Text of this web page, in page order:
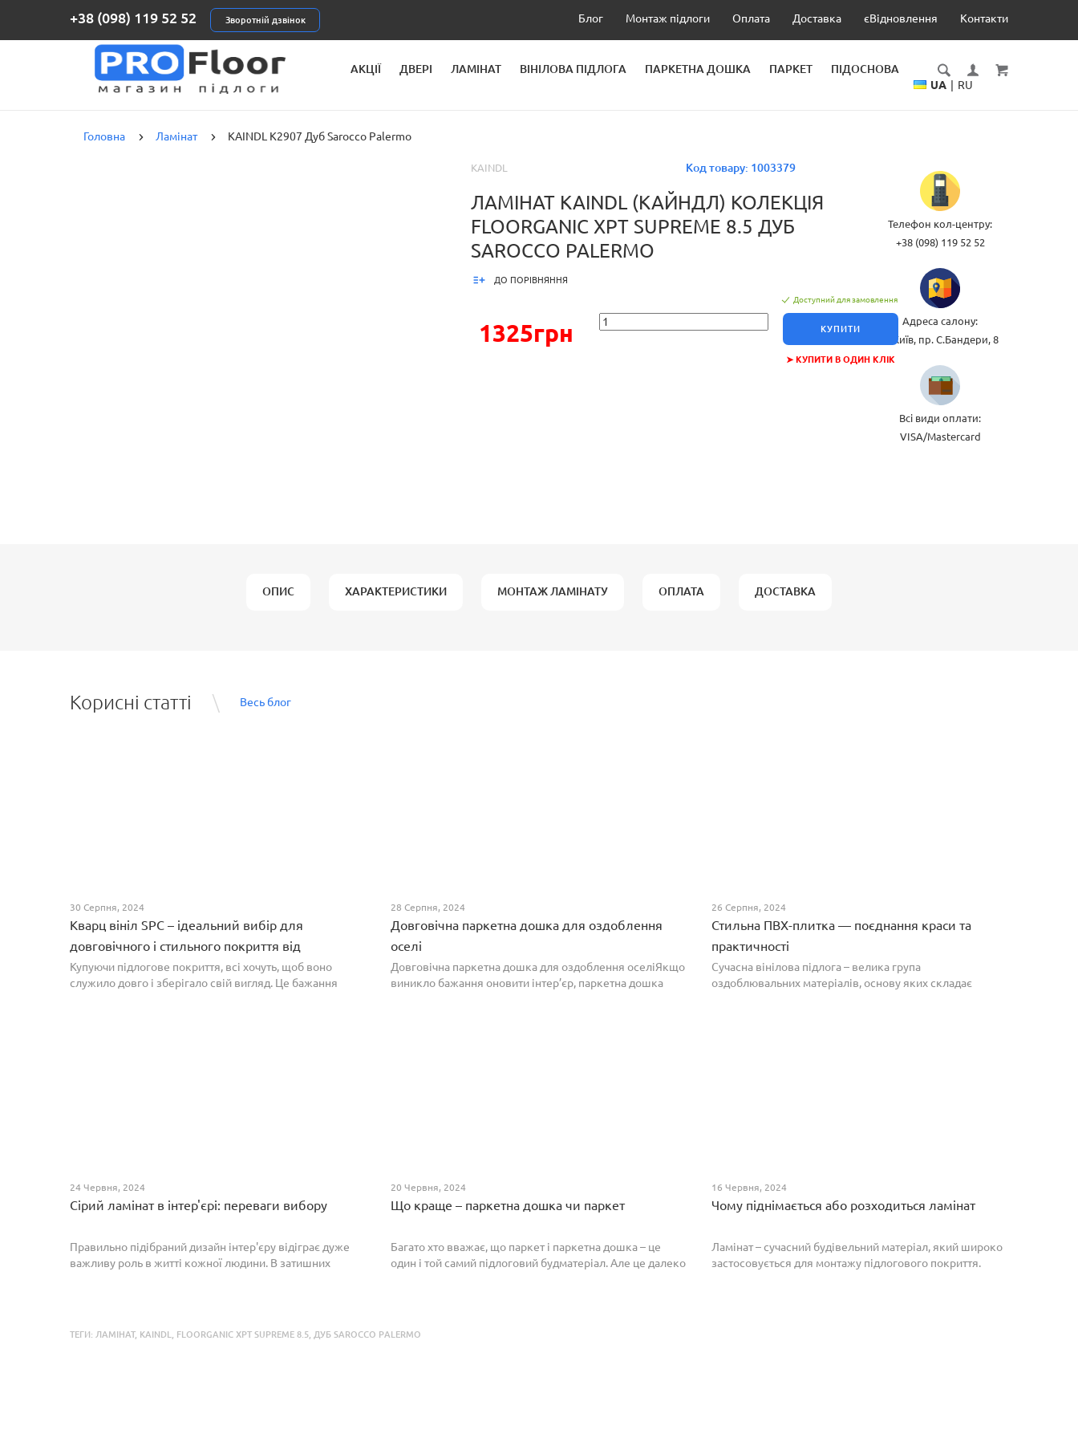
+38 (098) 119 52 52 Зворотній дзвінок Блог Монтаж підлоги Оплата Доставка єВідновлення Контакти
АКЦІЇ ДВЕРІ ЛАМІНАТ ВІНІЛОВА ПІДЛОГА ПАРКЕТНА ДОШКА ПАРКЕТ
ПІДОСНОВА
UA RU
Головна Ламінат KAINDL K2907 Дуб Sarocco Palermo
Код товару: 1003379
KAINDL
ЛАМІНАТ KAINDL (КАЙНДЛ) КОЛЕКЦІЯ
FLOORGANIC XPT SUPREME 8.5 ДУБ
SAROCCO PALERMO
ДО ПОРІВНЯННЯ
1325грн
Доступний для замовлення
КУПИТИ
➤ КУПИТИ В ОДИН КЛІК
Телефон кол-центру:
+38 (098) 119 52 52
Адреса салону:
м.Київ, пр. С.Бандери, 8
Всі види оплати:
VISA/Mastercard
ОПИС ХАРАКТЕРИСТИКИ МОНТАЖ ЛАМІНАТУ ОПЛАТА ДОСТАВКА
Корисні статті Весь блог
30 Серпня, 2024
Кварц вініл SPC – ідеальний вибір для
довговічного і стильного покриття від
PROFLOOR
Купуючи підлогове покриття, всі хочуть, щоб воно
служило довго і зберігало свій вигляд. Це бажання
28 Серпня, 2024
Довговічна паркетна дошка для оздоблення
оселі
Довговічна паркетна дошка для оздоблення оселіЯкщо
виникло бажання оновити інтер’єр, паркетна дошка
26 Серпня, 2024
Стильна ПВХ-плитка — поєднання краси та
практичності
Сучасна вінілова підлога – велика група
оздоблювальних матеріалів, основу яких складає
24 Червня, 2024
Сірий ламінат в інтер'єрі: переваги вибору
Правильно підібраний дизайн інтер'єру відіграє дуже
важливу роль в житті кожної людини. В затишних
20 Червня, 2024
Що краще – паркетна дошка чи паркет
Багато хто вважає, що паркет і паркетна дошка – це
один і той самий підлоговий будматеріал. Але це далеко
16 Червня, 2024
Чому піднімається або розходиться ламінат
Ламінат – сучасний будівельний матеріал, який широко
застосовується для монтажу підлогового покриття.
ТЕГИ: ЛАМІНАТ, KAINDL FLOORGANIC XPT SUPREME 8.5 ДУБ SAROCCO PALERMO